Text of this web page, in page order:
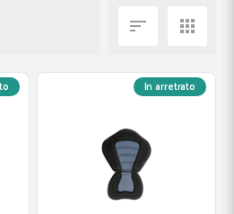
 
In arretrato